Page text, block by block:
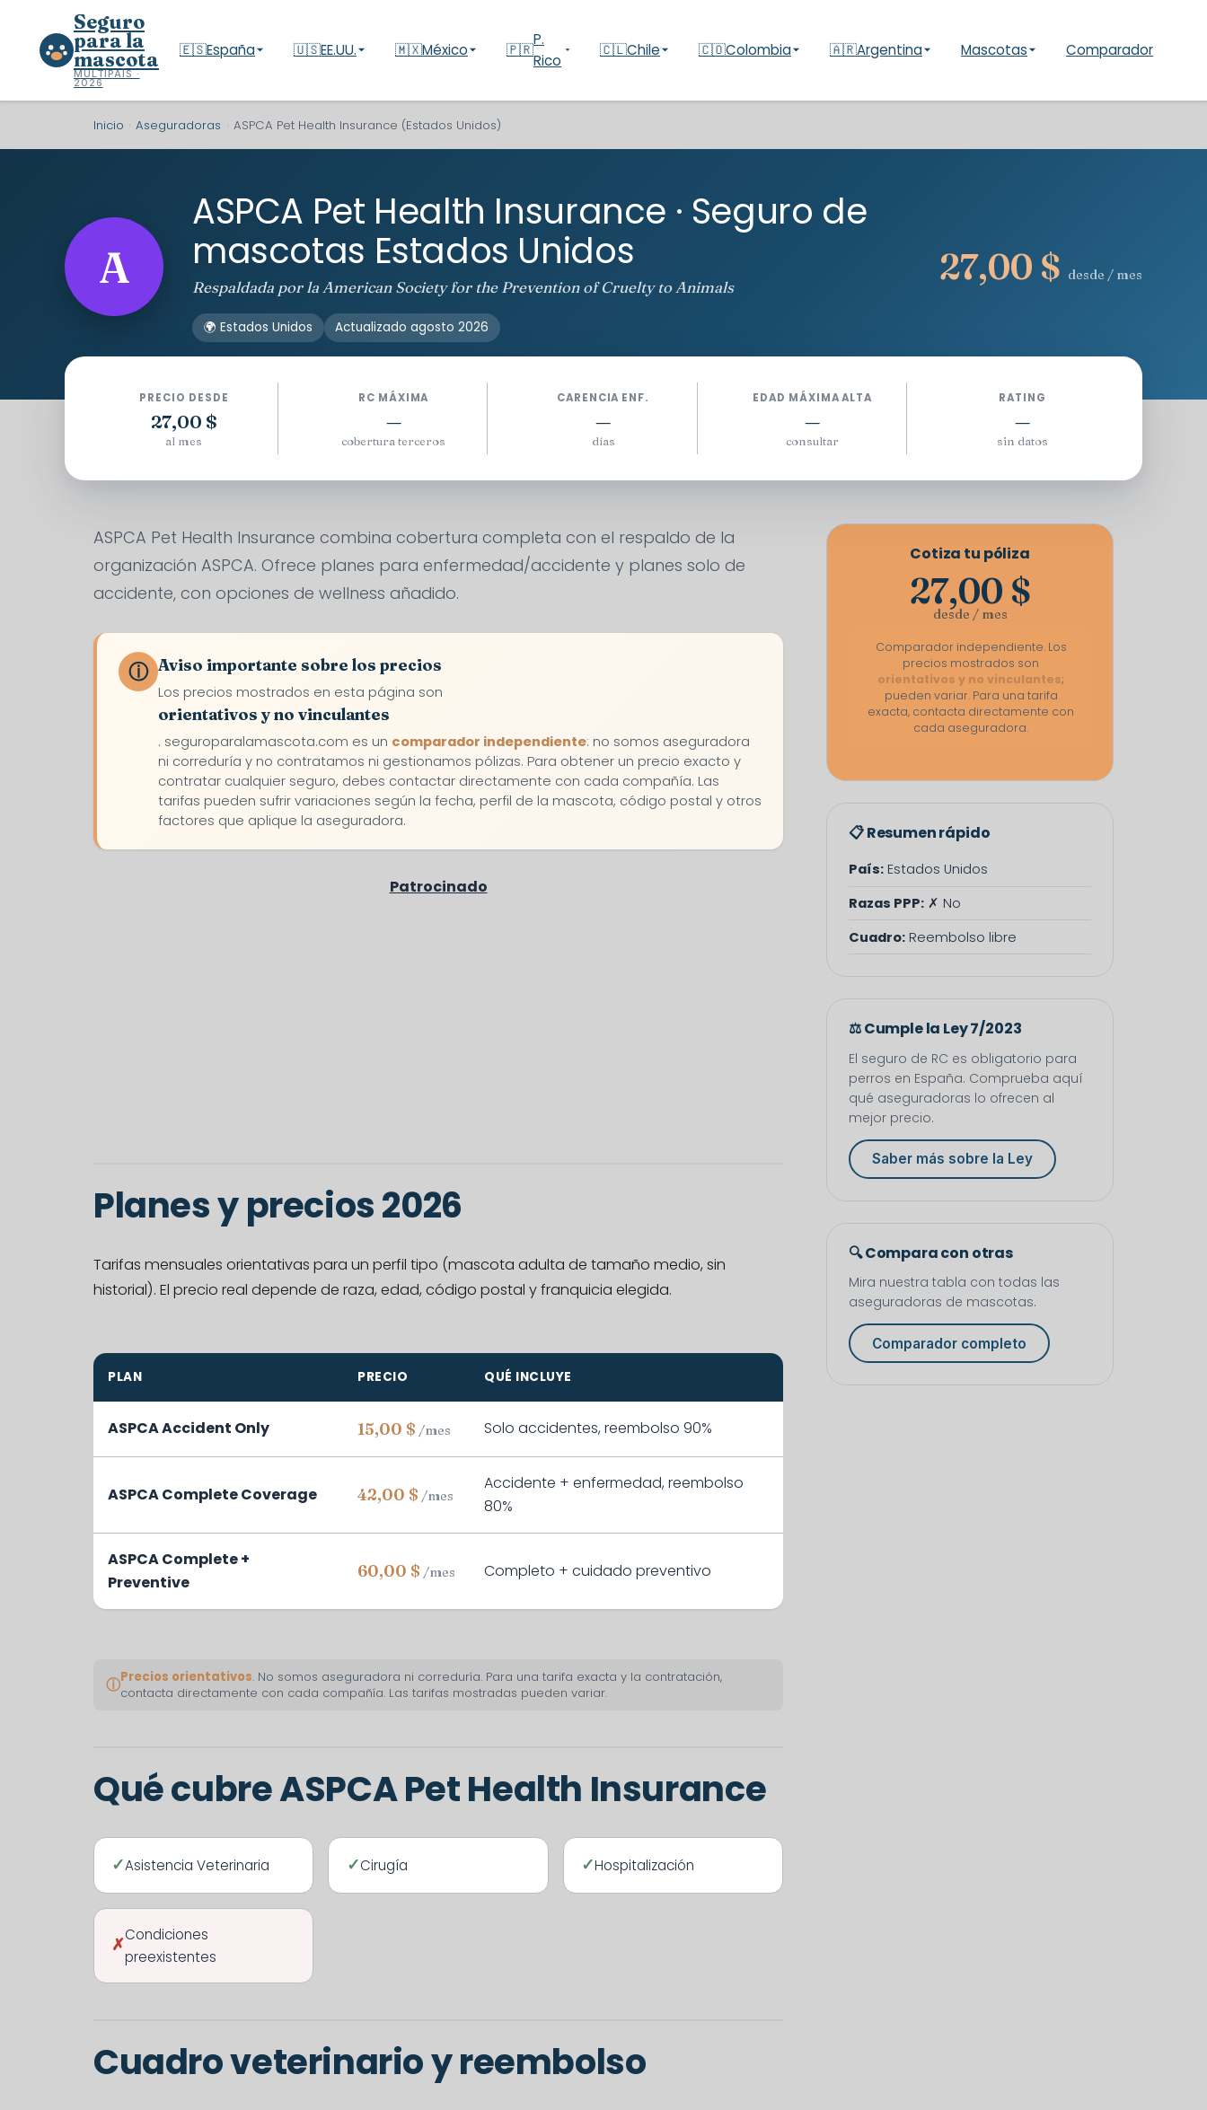
Seguro
para la
mascota
MULTIPAÍS ·
2026
🇪🇸España 🇺🇸EE.UU. 🇲🇽México 🇵🇷
P.
Rico
🇨🇱Chile 🇨🇴Colombia 🇦🇷Argentina Mascotas Comparador
Inicio Aseguradoras ASPCA Pet Health Insurance (Estados Unidos)
A
ASPCA Pet Health Insurance · Seguro de
mascotas Estados Unidos
Respaldada por la American Society for the Prevention of Cruelty to Animals
🌍 Estados Unidos Actualizado agosto 2026
27,00 $ desde / mes
PRECIO DESDE
27,00 $
al mes
RC MÁXIMA
—
cobertura terceros
CARENCIA ENF.
—
días
EDAD MÁXIMA ALTA
—
consultar
RATING
—
sin datos
ASPCA Pet Health Insurance combina cobertura completa con el respaldo de la
organización ASPCA. Ofrece planes para enfermedad/accidente y planes solo de
accidente, con opciones de wellness añadido.
ⓘ Aviso importante sobre los precios
Los precios mostrados en esta página son
orientativos y no vinculantes
. seguroparalamascota.com es un comparador independiente: no somos aseguradora
ni correduría y no contratamos ni gestionamos pólizas. Para obtener un precio exacto y
contratar cualquier seguro, debes contactar directamente con cada compañía. Las
tarifas pueden sufrir variaciones según la fecha, perfil de la mascota, código postal y otros
factores que aplique la aseguradora.
Planes y precios 2026
Tarifas mensuales orientativas para un perfil tipo (mascota adulta de tamaño medio, sin
historial). El precio real depende de raza, edad, código postal y franquicia elegida.
PLAN PRECIO QUÉ INCLUYE
ASPCA Accident Only 15,00 $ /mes Solo accidentes, reembolso 90%
ASPCA Complete Coverage 42,00 $ /mes
Accidente + enfermedad, reembolso
80%
ASPCA Complete +
Preventive
60,00 $ /mes Completo + cuidado preventivo
ⓘPrecios orientativos. No somos aseguradora ni correduría. Para una tarifa exacta y la contratación,
contacta directamente con cada compañía. Las tarifas mostradas pueden variar.
Qué cubre ASPCA Pet Health Insurance
Asistencia Veterinaria Cirugía Hospitalización
Condiciones
preexistentes
Cuadro veterinario y reembolso
Cotiza tu póliza
27,00 $
desde / mes
Comparador independiente. Los
precios mostrados son
orientativos y no vinculantes;
pueden variar. Para una tarifa
exacta, contacta directamente con
cada aseguradora.
📋 Resumen rápido
País: Estados Unidos
Razas PPP: ✗ No
Cuadro: Reembolso libre
⚖️ Cumple la Ley 7/2023
El seguro de RC es obligatorio para
perros en España. Comprueba aquí
qué aseguradoras lo ofrecen al
mejor precio.
Saber más sobre la Ley
🔍 Compara con otras
Mira nuestra tabla con todas las
aseguradoras de mascotas.
Comparador completo